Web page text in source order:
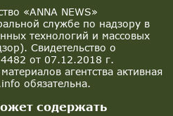
«ANNA NEWS»
службе по надзору в
технологий и массовых
Свидетельство о
от 07.12.2018 г.
агентства активная
обязательна.
содержать